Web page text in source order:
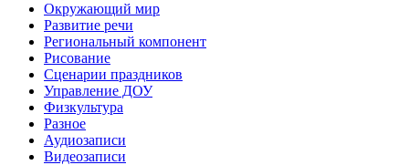
Окружающий мир
Развитие речи
Региональный компонент
Рисование
Сценарии праздников
Управление ДОУ
Физкультура
Разное
Аудиозаписи
Видеозаписи